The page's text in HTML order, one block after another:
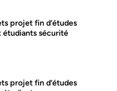
projet fin d’études
étudiants sécurité
projet fin d’études